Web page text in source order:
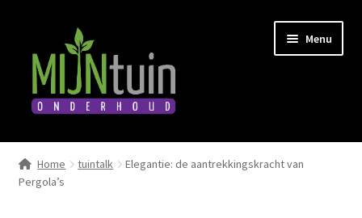
door
naar
navigatie
naar
inhoud
Menu
Home
Diensten
Home tuintalk
Elegantie: de aantrekkingskracht van
Pergola’s